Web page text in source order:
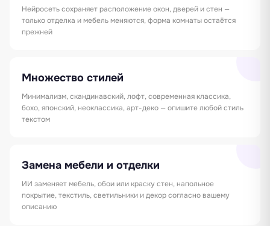
Нейросеть сохраняет расположение окон, дверей и стен —
только отделка и мебель меняются, форма комнаты остаётся
прежней
Множество стилей
Минимализм, скандинавский, лофт, современная классика,
бохо, японский, неоклассика, арт-деко — опишите любой стиль
текстом
Замена мебели и отделки
ИИ заменяет мебель, обои или краску стен, напольное
покрытие, текстиль, светильники и декор согласно вашему
описанию